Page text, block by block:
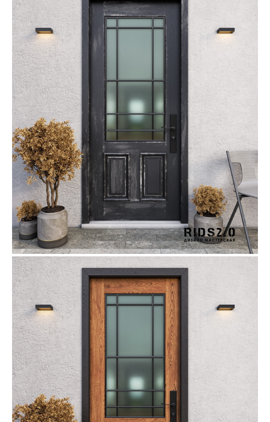
Дизайн мастерская RIDS2.0®
Москва - производство картин
на холсте ( Москва,
Полимерная дом 8 \ ПН-ПТ 9-
18 | СБ 10-16 \ Посещение — по
предварительной записи)
Сочи - Производство дверей и
мебели (Доставка по РФ )
Связь с нами:
Из-за большого количества
спама предпочитаем общение
через мессенджеры. Главный
канал — Max Напишите нам, и
мы оперативно ответим.